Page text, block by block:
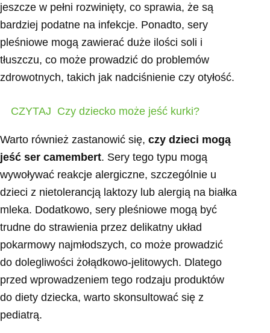
jeszcze w pełni rozwinięty, co sprawia, że są
bardziej podatne na infekcje. Ponadto, sery
pleśniowe mogą zawierać duże ilości soli i
tłuszczu, co może prowadzić do problemów
zdrowotnych, takich jak nadciśnienie czy otyłość.
CZYTAJ Czy dziecko może jeść kurki?
Warto również zastanowić się, czy dzieci mogą
jeść ser camembert. Sery tego typu mogą
wywoływać reakcje alergiczne, szczególnie u
dzieci z nietolerancją laktozy lub alergią na białka
mleka. Dodatkowo, sery pleśniowe mogą być
trudne do strawienia przez delikatny układ
pokarmowy najmłodszych, co może prowadzić
do dolegliwości żołądkowo-jelitowych. Dlatego
przed wprowadzeniem tego rodzaju produktów
do diety dziecka, warto skonsultować się z
pediatrą.